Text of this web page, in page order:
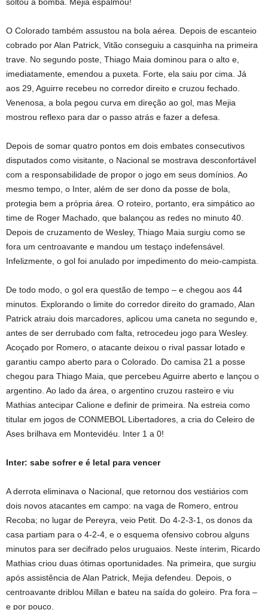
O Colorado também assustou na bola aérea. Depois de escanteio
cobrado por Alan Patrick, Vitão conseguiu a casquinha na primeira
trave. No segundo poste, Thiago Maia dominou para o alto e,
imediatamente, emendou a puxeta. Forte, ela saiu por cima. Já
aos 29, Aguirre recebeu no corredor direito e cruzou fechado.
Venenosa, a bola pegou curva em direção ao gol, mas Mejia
mostrou reflexo para dar o passo atrás e fazer a defesa.
Depois de somar quatro pontos em dois embates consecutivos
disputados como visitante, o Nacional se mostrava desconfortável
com a responsabilidade de propor o jogo em seus domínios. Ao
mesmo tempo, o Inter, além de ser dono da posse de bola,
protegia bem a própria área. O roteiro, portanto, era simpático ao
time de Roger Machado, que balançou as redes no minuto 40.
Depois de cruzamento de Wesley, Thiago Maia surgiu como se
fora um centroavante e mandou um testaço indefensável.
Infelizmente, o gol foi anulado por impedimento do meio-campista.
De todo modo, o gol era questão de tempo – e chegou aos 44
minutos. Explorando o limite do corredor direito do gramado, Alan
Patrick atraiu dois marcadores, aplicou uma caneta no segundo e,
antes de ser derrubado com falta, retrocedeu jogo para Wesley.
Acoçado por Romero, o atacante deixou o rival passar lotado e
garantiu campo aberto para o Colorado. Do camisa 21 a posse
chegou para Thiago Maia, que percebeu Aguirre aberto e lançou o
argentino. Ao lado da área, o argentino cruzou rasteiro e viu
Mathias antecipar Calione e definir de primeira. Na estreia como
titular em jogos de CONMEBOL Libertadores, a cria do Celeiro de
Ases brilhava em Montevidéu. Inter 1 a 0!
Inter: sabe sofrer e é letal para vencer
A derrota eliminava o Nacional, que retornou dos vestiários com
dois novos atacantes em campo: na vaga de Romero, entrou
Recoba; no lugar de Pereyra, veio Petit. Do 4-2-3-1, os donos da
casa partiam para o 4-2-4, e o esquema ofensivo cobrou alguns
minutos para ser decifrado pelos uruguaios. Neste ínterim, Ricardo
Mathias criou duas ótimas oportunidades. Na primeira, que surgiu
após assistência de Alan Patrick, Mejia defendeu. Depois, o
centroavante driblou Millan e bateu na saída do goleiro. Pra fora –
e por pouco.